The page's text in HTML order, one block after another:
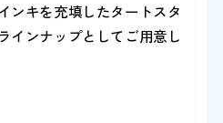
ンキを充填したタートスタ
インナップとしてご用意し